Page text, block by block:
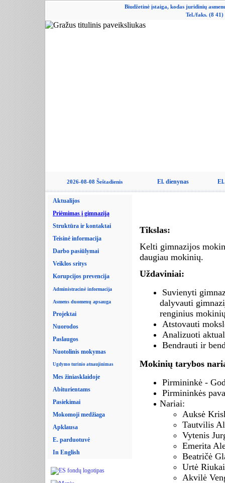
Biudžetinė įstaiga, kodas juridinių
Tel./faks. (8
2026-08-08 Šeštadienis El. dienynas
Aktualijos
Priėmimas į gimnaziją
Struktūra ir kontaktai
Teisinė informacija
Darbo pasiūlymai
Veiklos sritys
Korupcijos prevencija
Administracinė informacija
Asmens duomenų apsauga
Projektai
Nuorodos
Paslaugos
Nuotolinis mokymas
Ugdymo turinio atnaujinimas
Mes žiniasklaidoje
Abiturientams
Pasiekimai
Mokomoji medžiaga
Apklausa
E. parduotuvė
In English
Tikslas:
Kelti gimnazijos
daugiau mokinių.
Uždaviniai:
Suvienyti
dalyvauti
renginius
Atstovauti
Analizuoti
Bendrauti ir
Mokinių tarybos
Pirmininkė -
Pirmininkės
Nariai:
Auksė
Tautvilis
Vytenis
Emerita
Beatričė
Urtė
Akvilė